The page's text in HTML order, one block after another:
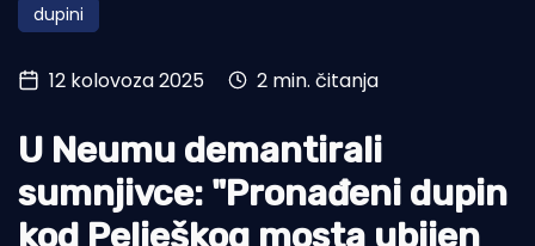
Turizam i nautika
Pomorstvo
Tradicija i kultura
dupini
12 kolovoza 2025 2 min. čitanja
U Neumu demantirali
sumnjivce: "Pronađeni dupin
kod Pelješkog mosta ubijen